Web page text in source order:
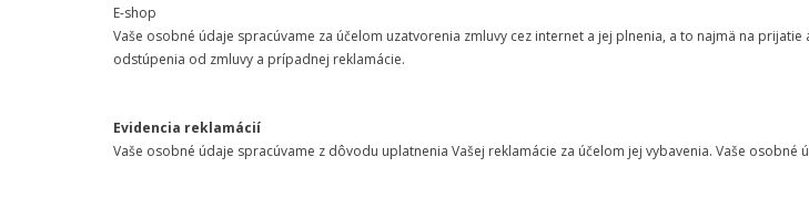
E-shop
Vaše osobné údaje spracúvame za účelom uzatvorenia zmluvy cez internet a jej plnenia, a to najmä na
odstúpenia od zmluvy a prípadnej reklamácie.
Evidencia reklamácií
Vaše osobné údaje spracúvame z dôvodu uplatnenia Vašej reklamácie za účelom jej vybavenia. Vaše